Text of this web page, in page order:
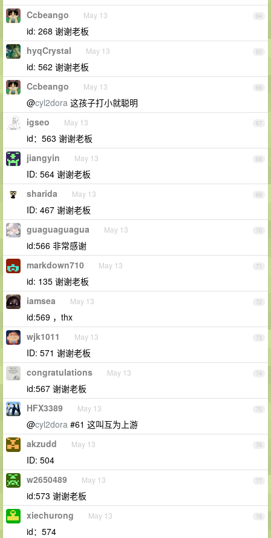
64
Ccbeango May 13
id: 268 谢谢老板
65
hyqCrystal May 13
id: 562 谢谢老板
66
Ccbeango May 13
@cyl2dora 这孩子打小就聪明
67
igseo May 13
id：563 谢谢老板
68
jiangyin May 13
ID: 564 谢谢老板
69
sharida May 13
ID: 467 谢谢老板
70
guaguaguagua May 13
id:566 非常感谢
71
markdown710 May 13
id: 135 谢谢老板
72
iamsea May 13
id:569 ，thx
73
wjk1011 May 13
ID: 571 谢谢老板
74
congratulations May 13
id:567 谢谢老板
75
HFX3389 May 13
@cyl2dora #61 这叫互为上游
76
akzudd May 13
ID: 504
77
w2650489 May 13
id:573 谢谢老板
78
xiechurong May 13
id：574